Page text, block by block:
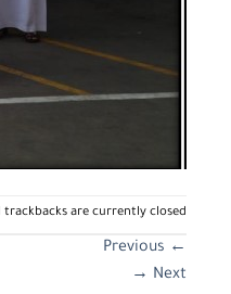
are currently closed.
←
Next
→